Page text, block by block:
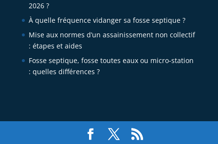
2026 ?
À quelle fréquence vidanger sa fosse septique ?
Mise aux normes d’un assainissement non collectif
: étapes et aides
Fosse septique, fosse toutes eaux ou micro-station
: quelles différences ?